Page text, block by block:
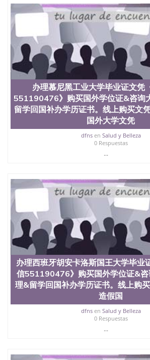
办理慕尼黑工业大学毕业证文凭
551190476》购买国外学位证&咨询
留学回国补办学历证书。线上购买文
国外大学文凭
dfnsen Salud y Belleza
0 Respuestas
...
办理西班牙胡安卡洛斯国王大学毕
信551190476》购买国外学位证&咨
理&留学回国补办学历证书。线上购
造假国
dfnsen Salud y Belleza
0 Respuestas
...